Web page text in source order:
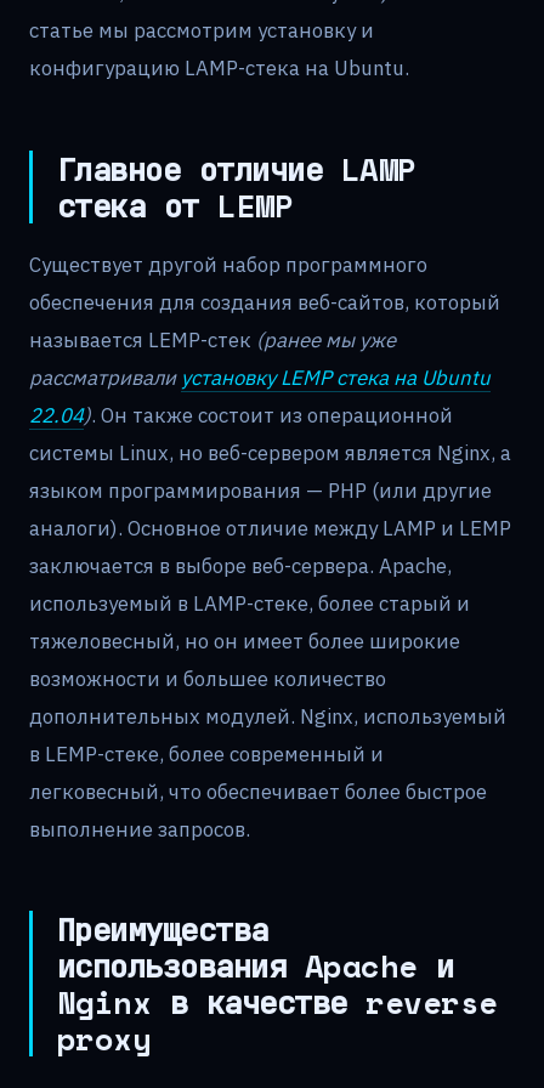
статье мы рассмотрим установку и
конфигурацию LAMP-стека на Ubuntu.
Главное отличие LAMP
стека от LEMP
Существует другой набор программного
обеспечения для создания веб-сайтов, который
называется LEMP-стек (ранее мы уже
рассматривали установку LEMP стека на Ubuntu
22.04). Он также состоит из операционной
системы Linux, но веб-сервером является Nginx, а
языком программирования — PHP (или другие
аналоги). Основное отличие между LAMP и LEMP
заключается в выборе веб-сервера. Apache,
используемый в LAMP-стеке, более старый и
тяжеловесный, но он имеет более широкие
возможности и большее количество
дополнительных модулей. Nginx, используемый
в LEMP-стеке, более современный и
легковесный, что обеспечивает более быстрое
выполнение запросов.
Преимущества
использования Apache и
Nginx в качестве reverse
proxy